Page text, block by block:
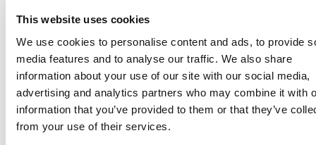
This website uses cookies
We use cookies to personalise content and ads, to provide
media features and to analyse our traffic. We also share
information about your use of our site with our social media,
advertising and analytics partners who may combine it with
information that you’ve provided to them or that they’ve
from your use of their services.
Werksbedingungen einzusetzen oder bei Bedarf
Durch die Zusammenarbeit mit Trespa konnte
das Unternehmen mit Sitz in Dungannon den
engen Zeitplan von Bestelldatum bis zur
Produktlieferung einhalten. Die Rise SEN Schule
wurde im April 2016 fertiggestellt. Seitdem hat
McAvoy zwei weitere modulare Schulgebäude